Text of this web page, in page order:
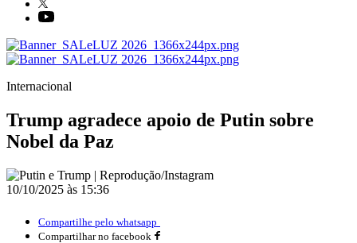
Internacional
Trump agradece apoio de Putin sobre
Nobel da Paz
10/10/2025 às 15:36
Compartilhe pelo whatsapp
Compartilhar no facebook